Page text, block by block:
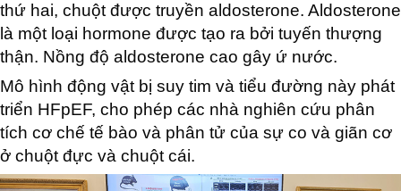
thứ hai, chuột được truyền aldosterone. Aldosterone
là một loại hormone được tạo ra bởi tuyến thượng
thận. Nồng độ aldosterone cao gây ứ nước.
Mô hình động vật bị suy tim và tiểu đường này phát
triển HFpEF, cho phép các nhà nghiên cứu phân
tích cơ chế tế bào và phân tử của sự co và giãn cơ
ở chuột đực và chuột cái.